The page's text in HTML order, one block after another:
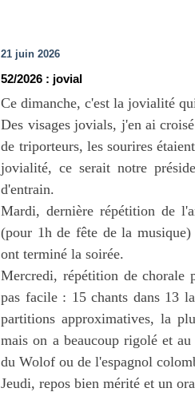
21 juin 2026
52/2026 : jovial
Ce dimanche, c'est la jovialité
Des visages jovials, j'en ai
de triporteurs, les sourires
jovialité, ce serait notre
d'entrain.
Mardi, dernière répétition de
(pour 1h de fête de la
ont terminé la soirée.
Mercredi, répétition de chorale
pas facile : 15 chants dans 13
partitions approximatives, la
mais on a beaucoup rigolé et
du Wolof ou de l'espagnol
Jeudi, repos bien mérité et un